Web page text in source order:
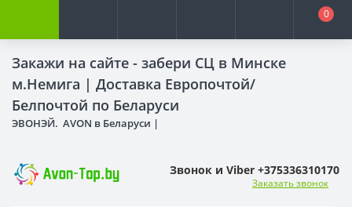
Закажи на сайте - забери СЦ в Минске
м.Немига | Доставка Европочтой/
Белпочтой по Беларуси
ЭВОНЭЙ. AVON в Беларуси |
0
Звонок и Viber +375336310170
Заказать звонок